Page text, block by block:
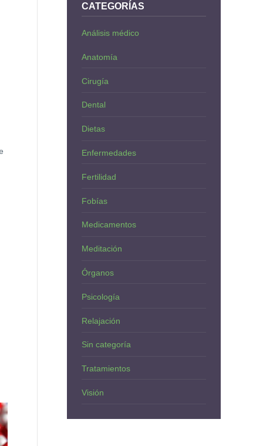
CATEGORÍAS
Análisis médico
Anatomía
Cirugía
Dental
Dietas
Enfermedades
Fertilidad
Fobías
Medicamentos
Meditación
Órganos
Psicología
Relajación
Sin categoría
Tratamientos
Visión